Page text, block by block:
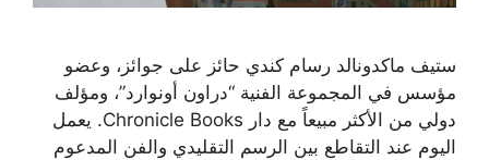
ستيف ماكدونالد رسام كندي حائز على جوائز، وعضو
مؤسس في المجموعة الفنية “دراون أونوارد”، ومؤلف
دولي من الأكثر مبيعاً مع دار Chronicle Books. يعمل
اليوم عند التقاطع بين الرسم التقليدي والفن المدعوم